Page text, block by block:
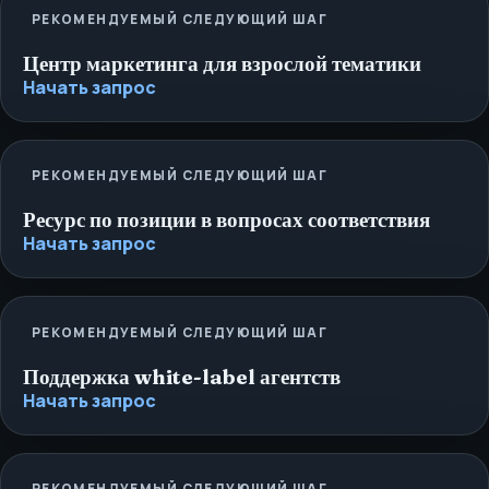
РЕКОМЕНДУЕМЫЙ СЛЕДУЮЩИЙ ШАГ
Центр маркетинга для взрослой тематики
Начать запрос
РЕКОМЕНДУЕМЫЙ СЛЕДУЮЩИЙ ШАГ
Ресурс по позиции в вопросах соответствия
Начать запрос
РЕКОМЕНДУЕМЫЙ СЛЕДУЮЩИЙ ШАГ
Поддержка white-label агентств
Начать запрос